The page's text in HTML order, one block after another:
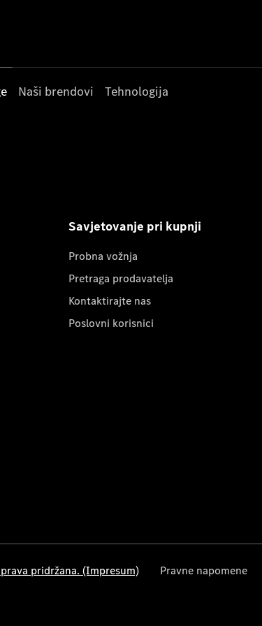
Naši brendovi Tehnologija
Savjetovanje pri kupnji
Probna vožnja
Pretraga prodavatelja
Kontaktirajte nas
Poslovni korisnici
pridržana. (Impresum) Pravne napomene